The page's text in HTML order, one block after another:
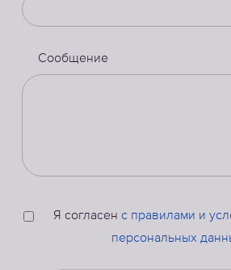
Сообщение
Я согласен с правилами и
персональных